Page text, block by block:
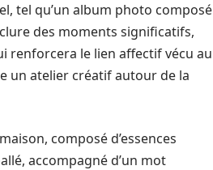
tel qu’un album photo composé
des moments significatifs,
renforcera le lien affectif vécu au
un atelier créatif autour de la
composé d’essences
accompagné d’un mot